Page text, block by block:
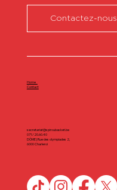
Contactez-nous
secretariat@spiroubasket.be
071/20.60.40
DÔME | Rue des olympiades 2,
6000 Charleroi
Home
Contact